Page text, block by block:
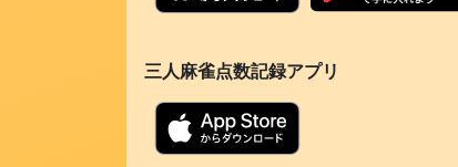
三人麻雀点数記録アプリ